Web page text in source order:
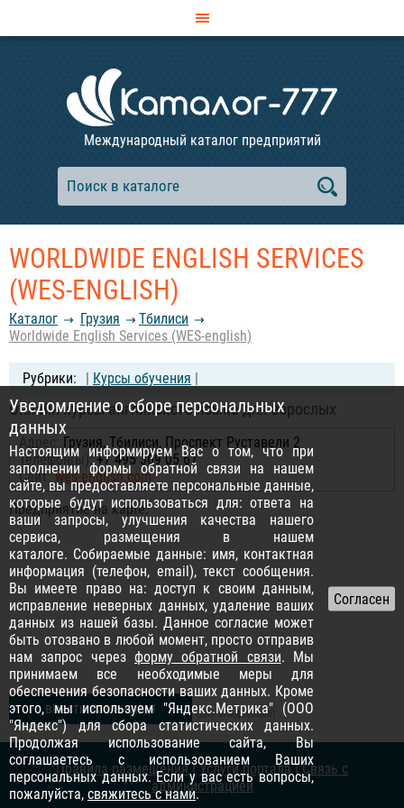
Международный каталог предприятий
WORLDWIDE ENGLISH SERVICES
(WES-ENGLISH)
Каталог Грузия
Тбилиси
Worldwide English Services (WES-english)
| Курсы обучения |
Онлайн курсы английского языка для взрослых
Грузия, Тбилиси, Проспект Руставели 2
Телефон(ы):+7 495 369 05 67
Сайт: wes-english.com
Предприятие на карте:
внести изменения (для владельцев)
Правила размещения|Услуги портала|Связь с
администрацией
Уведомление о сборе персональных
данных
Настоящим информируем Вас о том, что при
заполнении формы обратной связи на нашем
сайте, вы предоставляете персональные данные,
которые будут использоваться для: ответа на
ваши запросы, улучшения качества нашего
сервиса, размещения в нашем
каталоге. Собираемые данные: имя, контактная
информация (телефон, email), текст сообщения.
Вы имеете право на: доступ к своим данным,
исправление неверных данных, удаление ваших
данных из нашей базы. Данное согласие может
быть отозвано в любой момент, просто отправив
нам запрос через форму обратной связи. Мы
принимаем все необходимые меры для
обеспечения безопасности ваших данных. Кроме
этого, мы используем "Яндекс.Метрика" (ООО
"Яндекс") для сбора статистических данных.
Продолжая использование сайта, Вы
соглашаетесь с использованием Ваших
персональных данных. Если у вас есть вопросы,
пожалуйста, свяжитесь с нами.